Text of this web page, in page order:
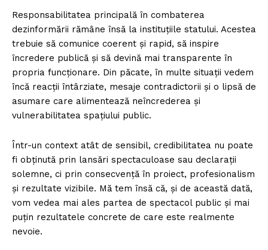
Responsabilitatea principală în combaterea
dezinformării rămâne însă la instituțiile statului. Acestea
trebuie să comunice coerent și rapid, să inspire
încredere publică și să devină mai transparente în
propria funcționare. Din păcate, în multe situații vedem
încă reacții întârziate, mesaje contradictorii și o lipsă de
asumare care alimentează neîncrederea și
vulnerabilitatea spațiului public.
Într-un context atât de sensibil, credibilitatea nu poate
fi obținută prin lansări spectaculoase sau declarații
solemne, ci prin consecvență în proiect, profesionalism
și rezultate vizibile. Mă tem însă că, și de această dată,
vom vedea mai ales partea de spectacol public și mai
puțin rezultatele concrete de care este realmente
nevoie.